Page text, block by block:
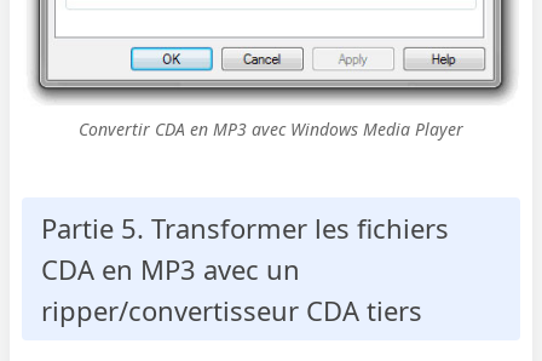
Convertir CDA en MP3 avec Windows Media Player
Partie 5. Transformer les fichiers
CDA en MP3 avec un
ripper/convertisseur CDA tiers